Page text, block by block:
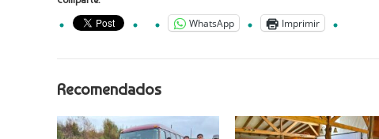
WhatsApp Imprimir
Recomendados